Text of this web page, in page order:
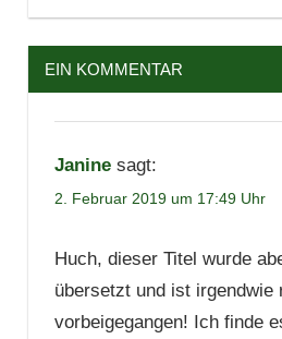
Thriller
EIN KOMMENTAR
Janine sagt:
2. Februar 2019 um 17:49 Uhr
Huch, dieser Titel wurde
übersetzt und ist irgendwie
vorbeigegangen! Ich finde